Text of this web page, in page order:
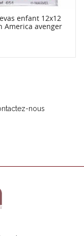
enfant 12x12
America avenger
nous